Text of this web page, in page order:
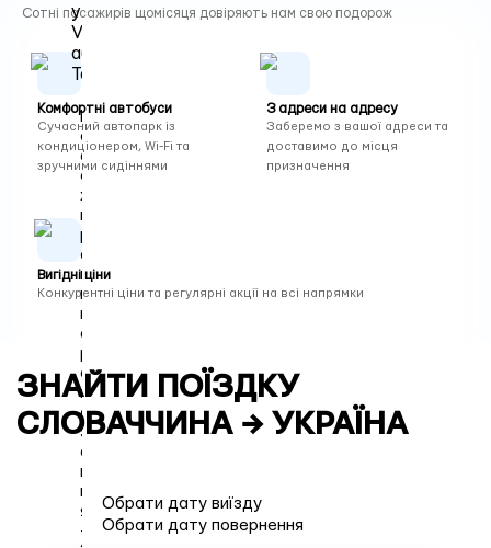
у
Viber
або
Telegram
П
а
с
а
ж
и
р
с
ь
кі
п
е
р
е
в
е
з
е
н
н
я:
+
Сотні пасажирів щомісяця довіряють нам свою подорож
Комфортні автобуси
Сучасний автопарк із
кондиціонером, Wi-Fi та
зручними сидіннями
З адреси на адресу
Заберемо з вашої адреси та
доставимо до місця
призначення
Вигідні ціни
Конкурентні ціни та регулярні акції на всі напрямки
СЛОВАЧЧИНА → УКРАЇНА
Обрати дату виїзду
Обрати дату повернення